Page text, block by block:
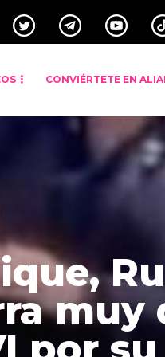
CONVIÉRTETE EN
muy